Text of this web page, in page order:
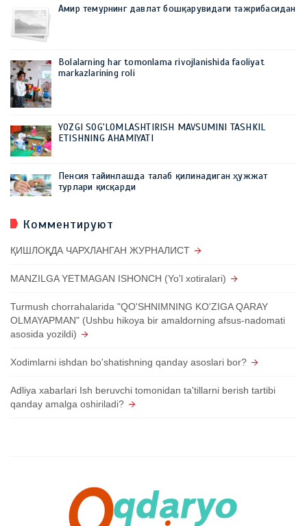
Амир темурнинг давлат бошқарувидаги тажрибасидан
Bolalarning har tomonlama rivojlanishida faoliyat
markazlarining roli
YOZGI SOG'LOMLASHTIRISH MAVSUMINI TASHKIL
ETISHNING AHAMIYATI
Пенсия тайинлашда талаб қилинадиган ҳужжат
турлари қисқарди
Комментируют
ҚИШЛОҚДА ЧАРХЛАНГАН ЖУРНАЛИСТ
MANZILGA YETMAGAN ISHONCH (Yo'l xotiralari)
Turmush chorrahalarida "QO'SHNIMNING KO'ZIGA QARAY
OLMAYAPMAN" (Ushbu hikoya bir amaldorning afsus-nadomati
asosida yozildi)
Xodimlarni ishdan bo'shatishning qanday asoslari bor?
Adliya xabarlari Ish beruvchi tomonidan ta'tillarni berish tartibi
qanday amalga oshiriladi?